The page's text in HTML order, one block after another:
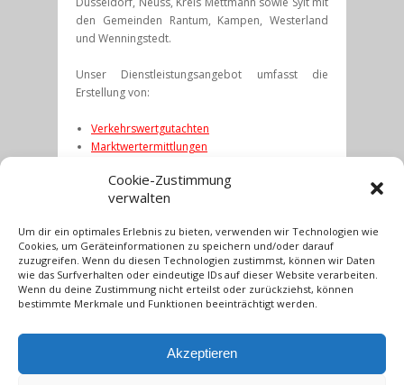
Cookie-Zustimmung
verwalten
Um dir ein optimales Erlebnis zu bieten, verwenden wir Technologien wie
Cookies, um Geräteinformationen zu speichern und/oder darauf
zuzugreifen. Wenn du diesen Technologien zustimmst, können wir Daten
wie das Surfverhalten oder eindeutige IDs auf dieser Website verarbeiten.
Wenn du deine Zustimmung nicht erteilst oder zurückziehst, können
bestimmte Merkmale und Funktionen beeinträchtigt werden.
Akzeptieren
den Gemeinden Rantum, Kampen, Westerland
und Wenningstedt.
Unser Dienstleistungsangebot umfasst die
Erstellung von:
Verkehrswertgutachten
Marktwertermittlungen
IndividuellenBewertungsservice
kompetenten Leistung für die verschiedenen
Bewertungsanlässe wie Immobilienkauf und
Immobilienverkauf sowie steuerlich relevanten
Anlässen wie Erbschaft, Schenkung und
Scheidung.
Kontaktieren Sie uns in unserem Büro in
Westerland/Sylt unter Telefon +49 4651 8356073